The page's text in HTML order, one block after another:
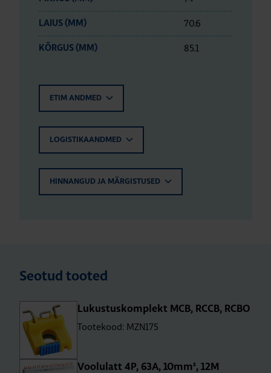
LAIUS (MM) 70.6
KÕRGUS (MM) 85.1
ETIM ANDMED
LOGISTIKAANDMED
HINNANGUD JA MÄRGISTUSED
Seotud tooted
Lukus­tus­komp­lekt MCB, RCCB, RCBO
Tootekood: MZN175
Voo­lu­latt 4P, 63A, 10mm², 12M